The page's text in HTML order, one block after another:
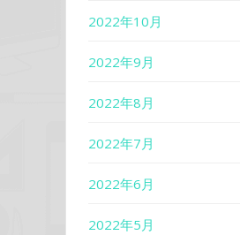
2022年10月
2022年9月
2022年8月
2022年7月
2022年6月
2022年5月